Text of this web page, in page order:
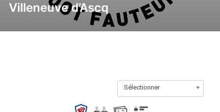
Villeneuve d’Ascq
Sélectionner